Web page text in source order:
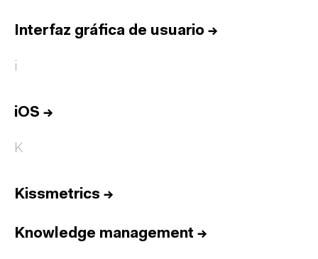
Interfaz gráfica de usuario →
i
iOS →
K
Kissmetrics →
Knowledge management →